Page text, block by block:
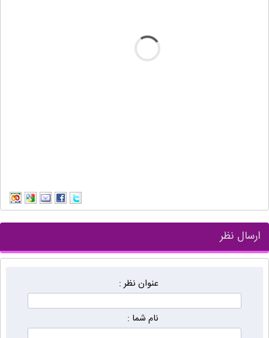
ارسال نظر
عنوان نظر :
نام شما :